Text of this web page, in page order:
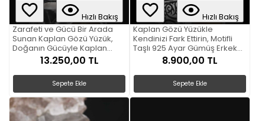
Hızlı Bakış
Zarafeti ve Gücü Bir Arada
Sunan Kaplan Gözü Yüzük,
Doğanın Gücüyle Kaplan
Gözü Yüzük13.250,00 TL
Sepete Ekle
Hızlı Bakış
Kaplan Gözü Yüzükle
Kendinizi Fark Ettirin, Motifli
Taşlı 925 Ayar Gümüş Erkek
8.900,00 TL
Sepete Ekle